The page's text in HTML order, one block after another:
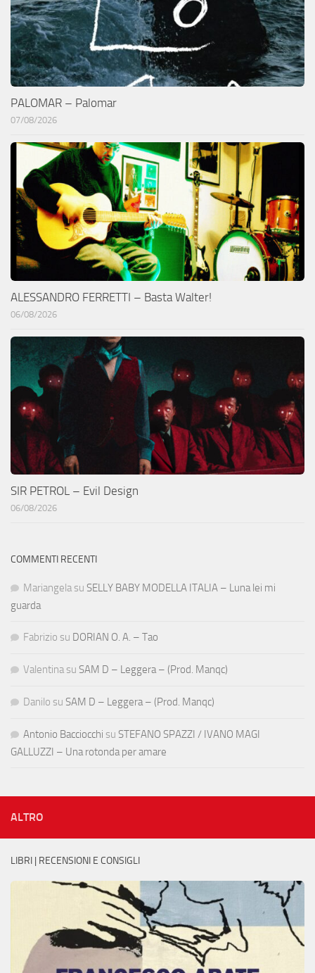
PALOMAR – Palomar
07/08/2026
ALESSANDRO FERRETTI – Basta Walter!
06/08/2026
SIR PETROL – Evil Design
06/08/2026
COMMENTI RECENTI
Mariangela su SELLY BABY MODELLA ITALIA – Luna lei mi
guarda
Fabrizio su DORIAN O. A. – Tao
Valentina su SAM D – Leggera – (Prod. Manqc)
Danilo su SAM D – Leggera – (Prod. Manqc)
Antonio Bacciocchi su STEFANO SPAZZI / IVANO MAGI
GALLUZZI – Una rotonda per amare
ALTRO
LIBRI | RECENSIONI E CONSIGLI